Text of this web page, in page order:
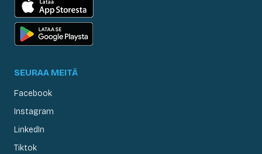
SEURAA MEITÄ
Facebook
Instagram
LinkedIn
Tiktok